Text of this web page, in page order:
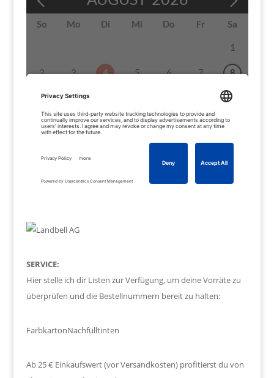
SERVICE:
Hier stelle ich dir Listen zur Verfügung, um deine Vorräte zu
überprüfen und die Bestellnummern bereit zu halten:
FarbkartonNachfülltinten
Ab 25 € Einkaufswert (vor Versandkosten) profitierst du von